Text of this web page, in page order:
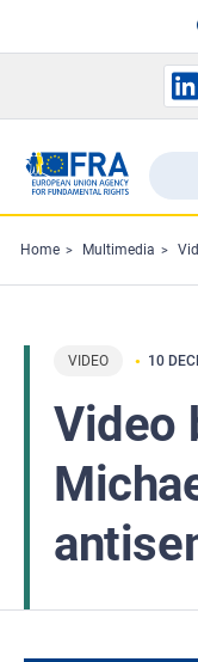
the
Home Multimedia
VIDEO 10
Video